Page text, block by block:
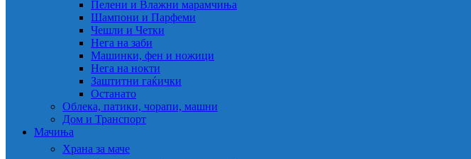
Пелени и Влажни марамчиња
Шампони и Парфеми
Чешли и Четки
Нега на заби
Машинки, фен и ножици
Нега на нокти
Заштитни гаќички
Останато
Облека, патики, чорапи, машни
Дом и Транспорт
Мачиња
Храна за маче